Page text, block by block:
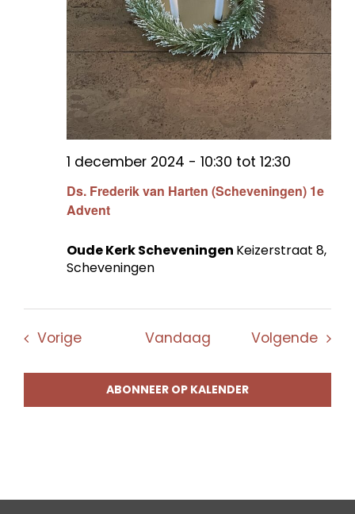
Ds. Frederik van Harten (Scheveningen) 1e
Advent
1 december 2024 - 10:30 tot 12:30
Oude Kerk Scheveningen Keizerstraat 8,
Scheveningen
VorigeEvenementenVandaag Volgende
ABONNEER OP KALENDER